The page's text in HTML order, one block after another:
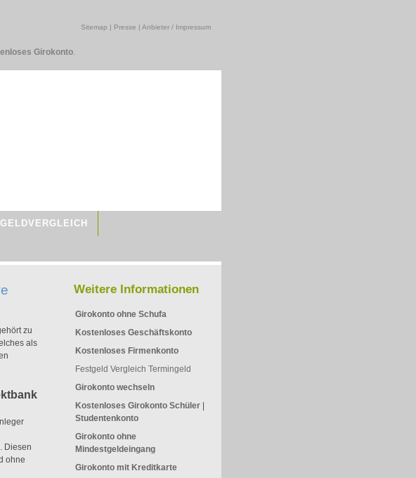
Girokonto.
Sitemap | Presse | Anbieter / Impressum
Weitere Informationen
Girokonto ohne Schufa
Kostenloses Geschäftskonto
Kostenloses Firmenkonto
Festgeld Vergleich Termingeld
Girokonto wechseln
Kostenloses Girokonto Schüler|
Studentenkonto
Girokonto ohne
Mindestgeldeingang
Girokonto mit Kreditkarte
zu
als
Diesen
ohne